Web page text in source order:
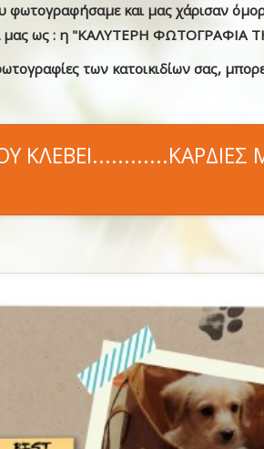
φωτογραφήσαμε και μας χάρισαν
μας ως : η "ΚΑΛΥΤΕΡΗ ΦΩΤΟΓΡΑΦΙΑ
των κατοικιδίων σας,